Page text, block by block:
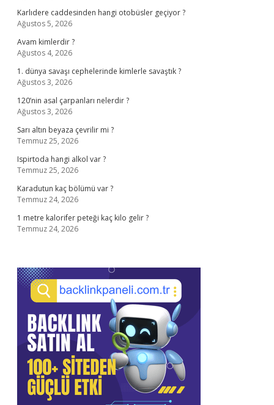
Karlıdere caddesinden hangi otobüsler geçiyor ?
Ağustos 5, 2026
Avam kimlerdir ?
Ağustos 4, 2026
1. dünya savaşı cephelerinde kimlerle savaştık ?
Ağustos 3, 2026
120’nin asal çarpanları nelerdir ?
Ağustos 3, 2026
Sarı altın beyaza çevrilir mi ?
Temmuz 25, 2026
Ispirtoda hangi alkol var ?
Temmuz 25, 2026
Karadutun kaç bölümü var ?
Temmuz 24, 2026
1 metre kalorifer peteği kaç kilo gelir ?
Temmuz 24, 2026